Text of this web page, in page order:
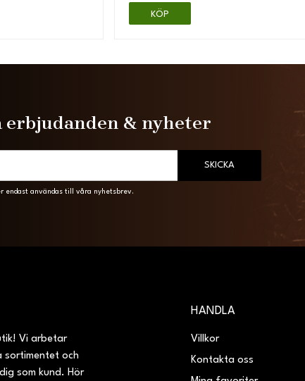
KÖP
erbjudanden & nyheter
SKICKA
endast användas till våra nyhetsbrev.
Vi arbetar
och
som kund. Hör
HANDLA
Villkor
Kontakta oss